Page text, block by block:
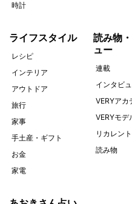
時計
ライフスタイル
レシピ
インテリア
アウトドア
旅行
家事
手土産・ギフト
お金
家電
読み物
ュー
連載
インタビ
VERYアカ
VERYモデ
リカレント
読み物